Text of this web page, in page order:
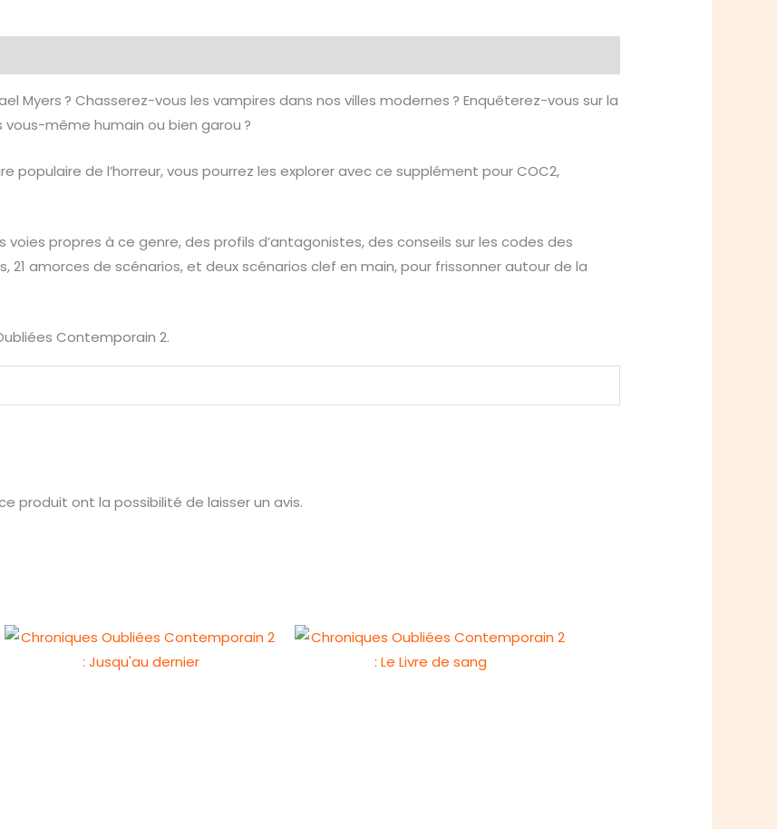
Myers ? Chasserez-vous les vampires dans nos villes modernes ? Enquêterez-vous sur la
même humain ou bien garou ?
populaire de l’horreur, vous pourrez les explorer avec ce supplément pour COC2,
voies propres à ce genre, des profils d’antagonistes, des conseils sur les codes des
21 amorces de scénarios, et deux scénarios clef en main, pour frissonner autour de la
Contemporain 2.
produit ont la possibilité de laisser un avis.